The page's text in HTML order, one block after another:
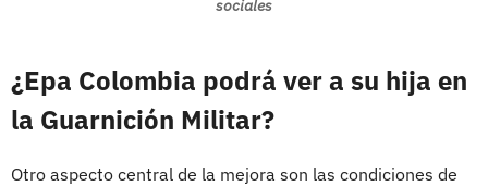
sociales
¿Epa Colombia podrá ver a su hija en
la Guarnición Militar?
Otro aspecto central de la mejora son las condiciones de